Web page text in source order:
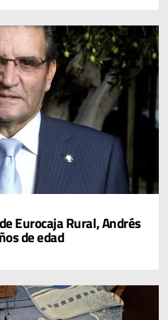
Eurocaja Rural, Andrés
de edad